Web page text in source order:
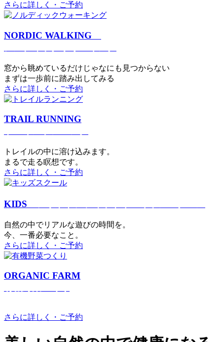
さらに詳しく・ご予約
NORDIC WALKING
窓から眺めているだけじゃなにも見つからない
まずは一歩前に踏み出してみる
さらに詳しく・ご予約
TRAIL RUNNING
トレイルの中に溶け込みます。
まるで⾛る瞑想です。
さらに詳しく・ご予約
KIDS
⾃然の中でリアルな遊びの時間を。
今、⼀番必要なこと。
さらに詳しく・ご予約
ORGANIC FARM
さらに詳しく・ご予約